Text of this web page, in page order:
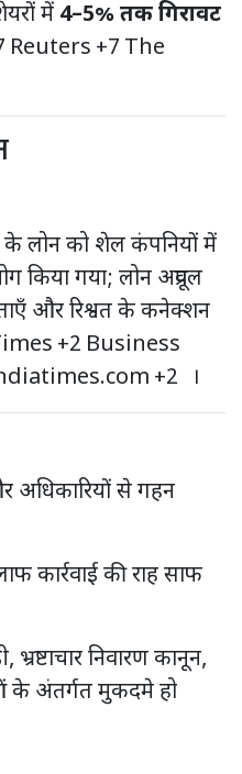
में 4–5% तक गिरावट
Reuters +7 The
के लोन को शेल कंपनियों में
किया गया; लोन अप्रूवल
और रिश्वत के कनेक्शन
+2 Business
+2 ।
अधिकारियों से गहन
कार्रवाई की राह साफ
निवारण कानून,
के अंतर्गत मुकदमे हो